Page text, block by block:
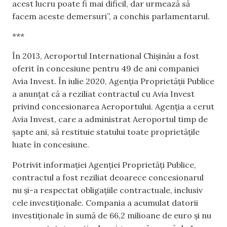
acest lucru poate fi mai dificil, dar urmează să
facem aceste demersuri”, a conchis parlamentarul.
***
În 2013, Aeroportul International Chișinău a fost
oferit în concesiune pentru 49 de ani companiei
Avia Invest. În iulie 2020, Agenția Proprietății Publice
a anunțat că a reziliat contractul cu Avia Invest
privind concesionarea Aeroportului. Agenția a cerut
Avia Invest, care a administrat Aeroportul timp de
șapte ani, să restituie statului toate proprietățile
luate în concesiune.
Potrivit informației Agenției Proprietăți Publice,
contractul a fost reziliat deoarece concesionarul
nu și-a respectat obligațiile contractuale, inclusiv
cele investiționale. Compania a acumulat datorii
investiționale în sumă de 66,2 milioane de euro și nu